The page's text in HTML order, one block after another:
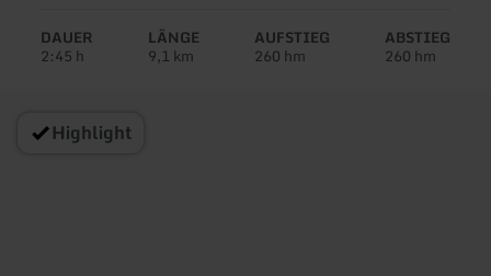
Tour:
DAUER
2:45 h
LÄNGE
9,1 km
AUFSTIEG
260 hm
ABSTIEG
260 hm
Highlight